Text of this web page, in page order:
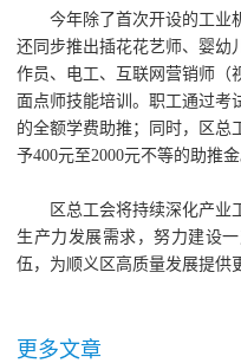
今年除了首次开设的工业
还同步推出插花花艺师、婴幼
作员、电工、互联网营销师（
面点师技能培训。职工通过考
的全额学费助推；同时，区总
予400元至2000元不等的助推金
区总工会将持续深化产业
生产力发展需求，努力建设
伍，为顺义区高质量发展提供
更多文章